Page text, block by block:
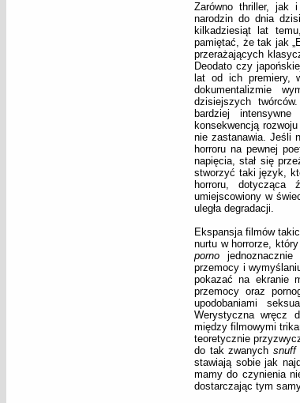
Zarówno thriller, jak
narodzin do dnia
kilkadziesiąt lat
pamiętać, że tak jak
przerażających
Deodato czy
lat od ich premiery,
dokumentalizmie
dzisiejszych
bardziej
konsekwencją
nie zastanawia. Jeśli
horroru na pewnej
napięcia, stał się
stworzyć taki język,
horroru, dotycząca
umiejscowiony w
uległa degradacji.
Ekspansja filmów
nurtu w horrorze,
porno
przemocy i
pokazać na ekranie
przemocy oraz
upodobaniami
Werystyczna wręcz
między filmowymi
teoretycznie
do tak zwanych snuff
stawiają sobie jak
mamy do czynienia
dostarczając tym